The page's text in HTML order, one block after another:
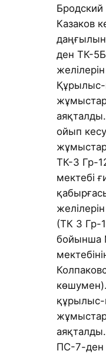
Бродский
Казаков
ден ТК-
ойып
ТК-3 Гр-
мектебі
(ТК 3 Гр-
бойынша
аяқталды.
ПС-7-ден